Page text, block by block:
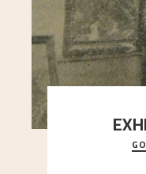
When Astrup died
Simon